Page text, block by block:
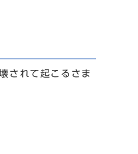
されて起こるさま